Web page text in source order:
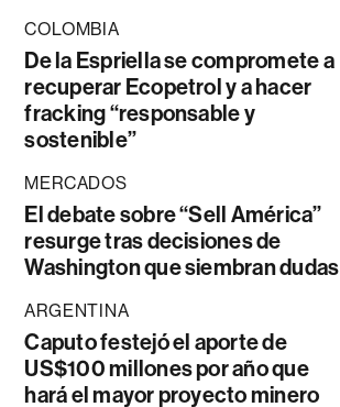
COLOMBIA
De la Espriella se compromete a
recuperar Ecopetrol y a hacer
fracking “responsable y
sostenible”
MERCADOS
El debate sobre “Sell América”
resurge tras decisiones de
Washington que siembran dudas
ARGENTINA
Caputo festejó el aporte de
US$100 millones por año que
hará el mayor proyecto minero